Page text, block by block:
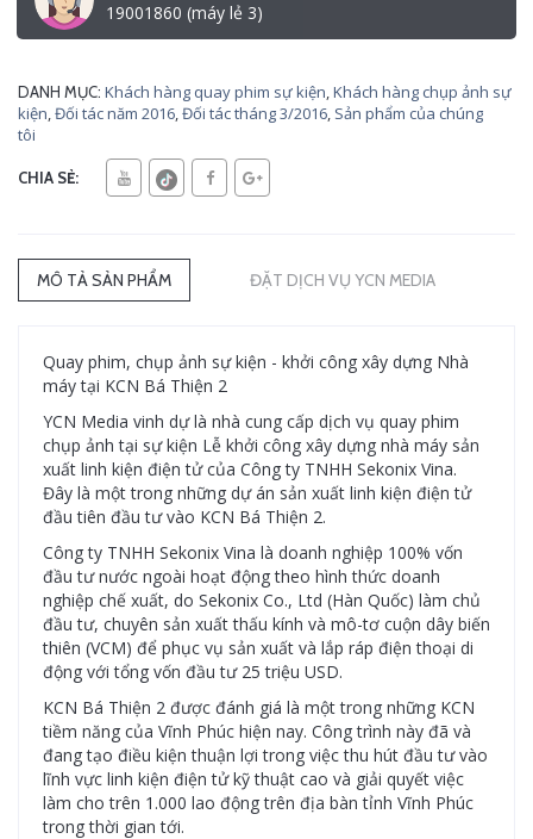
19001860 (máy lẻ 3)
DANH MỤC: Khách hàng quay phim sự kiện,Khách hàng chụp ảnh sự
kiện,Đối tác năm 2016,Đối tác tháng 3/2016, Sản phẩm của chúng
tôi
CHIA SẺ:
MÔ TẢ SẢN PHẨM ĐẶT DỊCH VỤ YCN MEDIA
Quay phim, chụp ảnh sự kiện - khởi công xây dựng Nhà
máy tại KCN Bá Thiện 2
YCN Media vinh dự là nhà cung cấp dịch vụ quay phim
chụp ảnh tại sự kiện Lễ khởi công xây dựng nhà máy sản
xuất linh kiện điện tử của Công ty TNHH Sekonix Vina.
Đây là một trong những dự án sản xuất linh kiện điện tử
đầu tiên đầu tư vào KCN Bá Thiện 2.
Công ty TNHH Sekonix Vina là doanh nghiệp 100% vốn
đầu tư nước ngoài hoạt động theo hình thức doanh
nghiệp chế xuất, do Sekonix Co., Ltd (Hàn Quốc) làm chủ
đầu tư, chuyên sản xuất thấu kính và mô-tơ cuộn dây biến
thiên (VCM) để phục vụ sản xuất và lắp ráp điện thoại di
động với tổng vốn đầu tư 25 triệu USD.
KCN Bá Thiện 2 được đánh giá là một trong những KCN
tiềm năng của Vĩnh Phúc hiện nay. Công trình này đã và
đang tạo điều kiện thuận lợi trong việc thu hút đầu tư vào
lĩnh vực linh kiện điện tử kỹ thuật cao và giải quyết việc
làm cho trên 1.000 lao động trên địa bàn tỉnh Vĩnh Phúc
trong thời gian tới.